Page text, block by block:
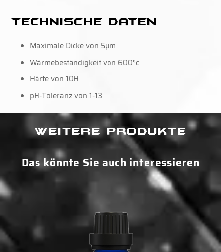
Technische Daten
Maximale Dicke von 5μm
Wärmebeständigkeit von 600°c
Härte von 10H
pH-Toleranz von 1-13
Weitere Produkte
Das könnte Sie auch interessieren